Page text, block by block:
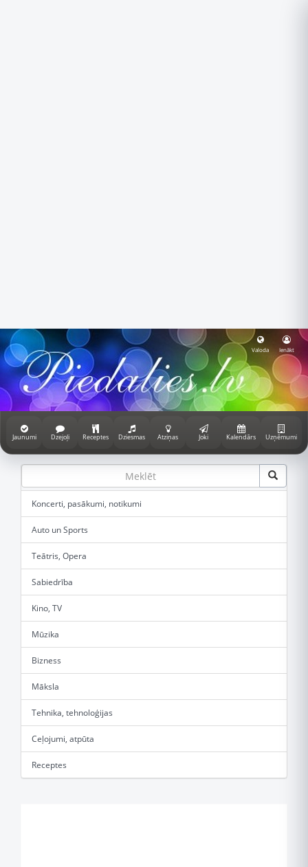
Valoda Ienākt
Jaunumi Dzejoļi Receptes Dziesmas Atziņas Joki Kalendārs Uzņēmumi
Koncerti, pasākumi, notikumi
Auto un Sports
Teātris, Opera
Sabiedrība
Kino, TV
Mūzika
Bizness
Māksla
Tehnika, tehnoloģijas
Ceļojumi, atpūta
Receptes